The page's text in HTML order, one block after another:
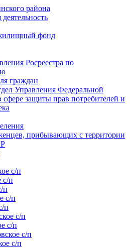
района
фонд
Росреестра по
граждан
Управления Федеральной
защиты прав потребителей и
прибывающих с территории
с/п
с/п
п
с/п
п
с/п
с/п
с/п
с/п